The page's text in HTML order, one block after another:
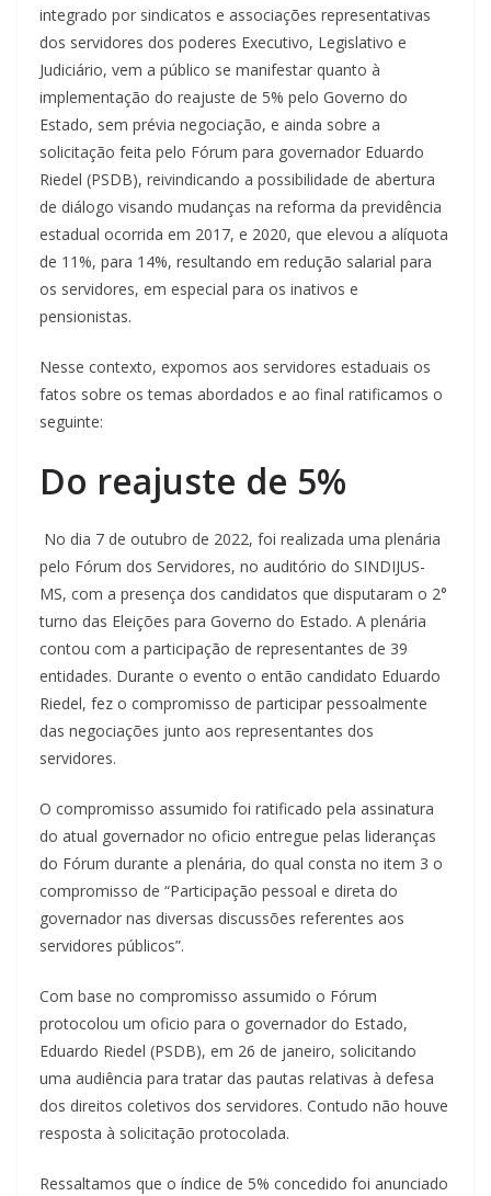
integrado por sindicatos e associações representativas
dos servidores dos poderes Executivo, Legislativo e
Judiciário, vem a público se manifestar quanto à
implementação do reajuste de 5% pelo Governo do
Estado, sem prévia negociação, e ainda sobre a
solicitação feita pelo Fórum para governador Eduardo
Riedel (PSDB), reivindicando a possibilidade de abertura
de diálogo visando mudanças na reforma da previdência
estadual ocorrida em 2017, e 2020, que elevou a alíquota
de 11%, para 14%, resultando em redução salarial para
os servidores, em especial para os inativos e
pensionistas.
Nesse contexto, expomos aos servidores estaduais os
fatos sobre os temas abordados e ao final ratificamos o
seguinte:
Do reajuste de 5%
No dia 7 de outubro de 2022, foi realizada uma plenária
pelo Fórum dos Servidores, no auditório do SINDIJUS-
MS, com a presença dos candidatos que disputaram o 2°
turno das Eleições para Governo do Estado. A plenária
contou com a participação de representantes de 39
entidades. Durante o evento o então candidato Eduardo
Riedel, fez o compromisso de participar pessoalmente
das negociações junto aos representantes dos
servidores.
O compromisso assumido foi ratificado pela assinatura
do atual governador no oficio entregue pelas lideranças
do Fórum durante a plenária, do qual consta no item 3 o
compromisso de “Participação pessoal e direta do
governador nas diversas discussões referentes aos
servidores públicos”.
Com base no compromisso assumido o Fórum
protocolou um oficio para o governador do Estado,
Eduardo Riedel (PSDB), em 26 de janeiro, solicitando
uma audiência para tratar das pautas relativas à defesa
dos direitos coletivos dos servidores. Contudo não houve
resposta à solicitação protocolada.
Ressaltamos que o índice de 5% concedido foi anunciado